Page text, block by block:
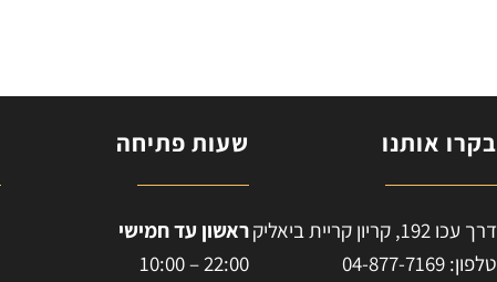
בקרו אותנו
דרך עכו 192, קריון קריית ביאליק
טלפון: 04-877-7169
שעות פתיחה
ראשון עד חמישי
22:00 – 10:00